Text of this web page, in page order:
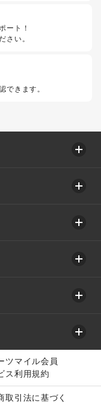
ート！
さい。
できます。
ツマイル会員
ス利用規約
取引法に基づく